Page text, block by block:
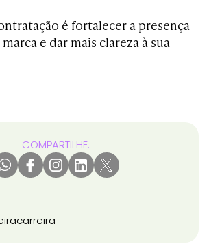
é fortalecer a presença
e dar mais clareza à sua
COMPARTILHE:
carreira